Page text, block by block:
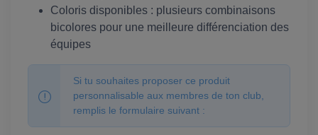
Coloris disponibles : plusieurs combinaisons
bicolores pour une meilleure différenciation des
équipes
Si tu souhaites proposer ce produit
personnalisable aux membres de ton club,
remplis le formulaire suivant :